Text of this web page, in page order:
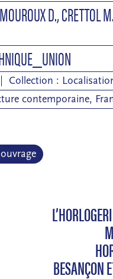
D., CRETTOL
Collection :
contemporaine,
BESANÇON